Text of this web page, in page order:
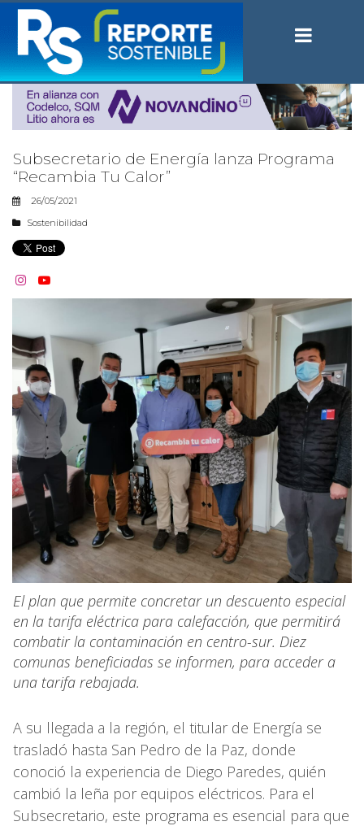
Subsecretario de Energía lanza Programa
“Recambia Tu Calor”
26/05/2021
Sostenibilidad
 
El plan que permite concretar un descuento especial
en la tarifa eléctrica para calefacción, que permitirá
combatir la contaminación en centro-sur. Diez
comunas beneficiadas se informen, para acceder a
una tarifa rebajada.
A su llegada a la región, el titular de Energía se
trasladó hasta San Pedro de la Paz, donde
conoció la experiencia de Diego Paredes, quién
cambió la leña por equipos eléctricos. Para el
Subsecretario, este programa es esencial para que